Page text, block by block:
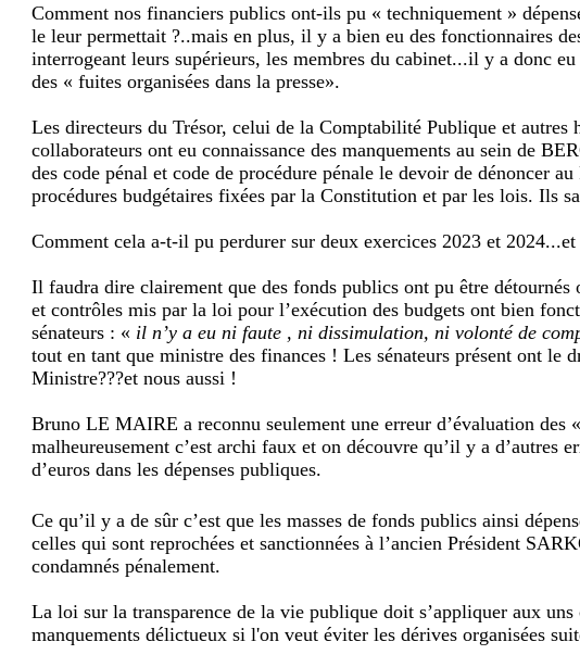
Comment nos financiers publics ont-ils pu « techniquement »
le leur permettait ?..mais en plus, il y a bien eu des fonctionnaires
interrogeant leurs supérieurs, les membres du cabinet...il y a donc
des « fuites organisées dans la presse».
Les directeurs du Trésor, celui de la Comptabilité Publique et autres
collaborateurs ont eu connaissance des manquements au sein de
des code pénal et code de procédure pénale le devoir de dénoncer
procédures budgétaires fixées par la Constitution et par les lois. Ils
Comment cela a-t-il pu perdurer sur deux exercices 2023 et 2024...et
Il faudra dire clairement que des fonds publics ont pu être détournés
et contrôles mis par la loi pour l’exécution des budgets ont bien
sénateurs : « il n’y a eu ni faute , ni dissimulation, ni volonté de
tout en tant que ministre des finances ! Les sénateurs présent ont le
Ministre???et nous aussi !
Bruno LE MAIRE a reconnu seulement une erreur d’évaluation des
malheureusement c’est archi faux et on découvre qu’il y a d’autres
d’euros dans les dépenses publiques.
Ce qu’il y a de sûr c’est que les masses de fonds publics ainsi
celles qui sont reprochées et sanctionnées à l’ancien Président
condamnés pénalement.
La loi sur la transparence de la vie publique doit s’appliquer aux uns
manquements délictueux si l'on veut éviter les dérives organisées